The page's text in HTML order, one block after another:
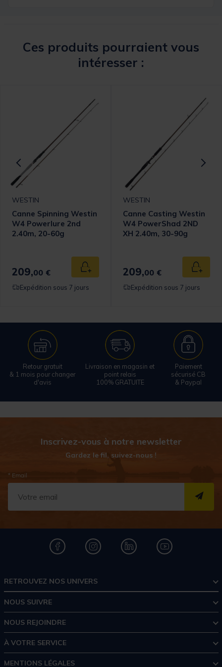
Ces produits pourraient vous
intéresser :
panier
WESTIN
Canne Spinning Westin
W4 Powerlure 2nd
2.40m, 20-60g
209,00 € Ajouter au panier
Expédition sous 7 jours
WESTIN
Canne Casting Westin
W4 PowerShad 2ND
XH 2.40m, 30-90g
209,00 €
Expédition sous 7 jours
Retour gratuit
& 1 mois pour changer
d'avis
Livraison en magasin et
point relais
100% GRATUITE
Paiement
sécurisé CB
& Paypal
Inscrivez-vous à notre newsletter
Gardez le fil, suivez-nous !
* Email
RETROUVEZ NOS UNIVERS
NOUS SUIVRE
NOUS REJOINDRE
À VOTRE SERVICE
MENTIONS LÉGALES